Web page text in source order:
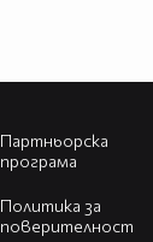
Партньорска
програма
Политика за
поверителност